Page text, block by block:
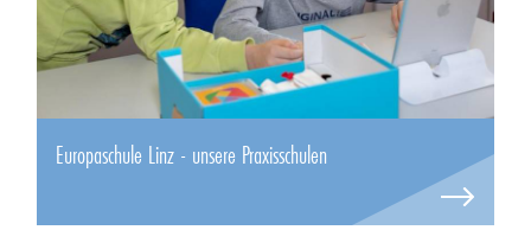
Europaschule Linz - unsere Praxisschulen